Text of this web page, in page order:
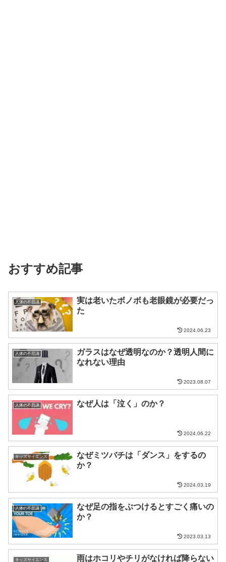
おすすめ記事
人体の不思議
実は老いたボノボも老眼鏡が必要だっ
た
2024.06.23
人体の不思議
ガラスはなぜ透明なのか？透明人間に
なれない理由
2023.08.07
人体の不思議 なぜ人は「泣く」のか？
2024.06.22
キッズサイエンス
なぜミツバチは「ダンス」をするの
か？
2024.03.19
人体の不思議
なぜ足の指をぶつけるとすごく痛いの
か？
2023.03.13
キッズサイエンス 雨はホコリやチリがなければ降らない